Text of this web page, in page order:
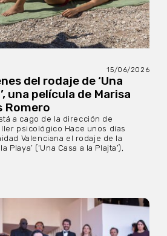
15/06/2026
del rodaje de ‘Una
una película de Marisa
Romero
a cago de la dirección de
psicológico Hace unos días
Valenciana el rodaje de la
Playa’ (‘Una Casa a la Plajta’),